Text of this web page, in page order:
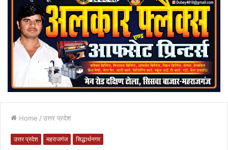
Home / उत्तर प्रदेश
उत्तर प्रदेश महराजगंज सिद्धार्थनगर